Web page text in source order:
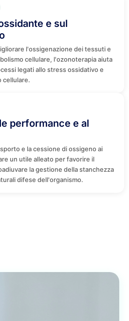
e sul
l'ossigenazione dei tessuti e
cellulare, l'ozonoterapia aiuta
legati allo stress ossidativo e
cellulare.
performance e al
e la cessione di ossigeno ai
un utile alleato per favorire il
la gestione della stanchezza
difese dell'organismo.